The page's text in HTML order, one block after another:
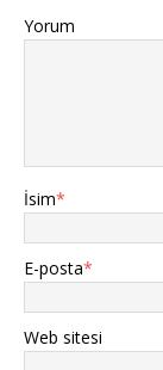
Yorum
İsim*
E-posta*
Web sitesi